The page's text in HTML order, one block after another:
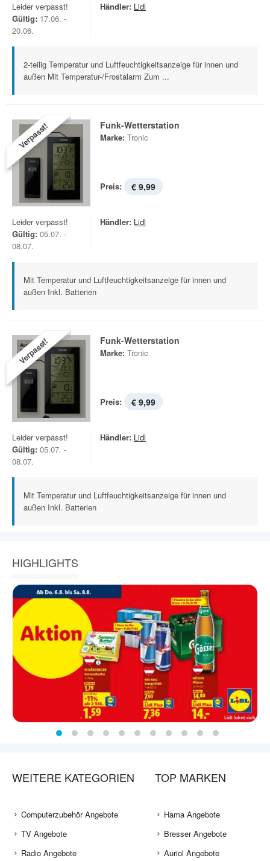
Leider verpasst!
Gültig: 17.06. -
20.06.
Händler: Lidl
2-teilig Temperatur und Luftfeuchtigkeitsanzeige für innen und
außen Mit Temperatur-/Frostalarm Zum ...
Verpasst! Funk-Wetterstation
Marke: Tronic
Preis: € 9,99
Leider verpasst!
Gültig: 05.07. -
08.07.
Händler: Lidl
Mit Temperatur und Luftfeuchtigkeitsanzeige für innen und
außen Inkl. Batterien
Verpasst! Funk-Wetterstation
Marke: Tronic
Preis: € 9,99
Leider verpasst!
Gültig: 05.07. -
08.07.
Händler: Lidl
Mit Temperatur und Luftfeuchtigkeitsanzeige für innen und
außen Inkl. Batterien
HIGHLIGHTS
WEITERE KATEGORIEN
Computerzubehör Angebote
TV Angebote
Radio Angebote
TOP MARKEN
Hama Angebote
Bresser Angebote
Auriol Angebote